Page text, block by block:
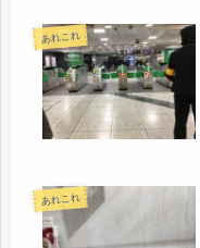
あれこれ
あれこれ